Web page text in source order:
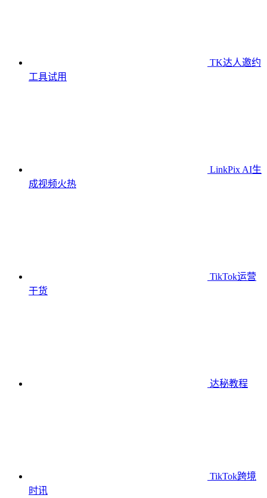
TK达人邀约
工具试用
LinkPix AI生
成视频火热
TikTok运营
干货
达秘教程
TikTok跨境
时讯